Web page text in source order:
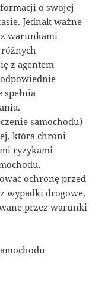
o swojej
Jednak ważne
z warunkami
z agentem
spełnia
samochodu)
która chroni
ryzykami
ochronę przed
wypadki drogowe,
przez warunki